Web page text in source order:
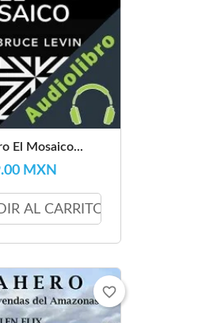
El Mosaico...
MXN
AL CARRITO
favorite_border